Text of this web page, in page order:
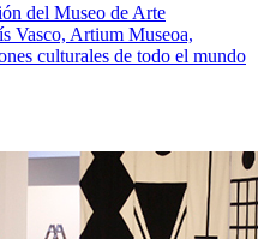
del Museo de Arte
Vasco, Artium Museoa,
culturales de todo el mundo